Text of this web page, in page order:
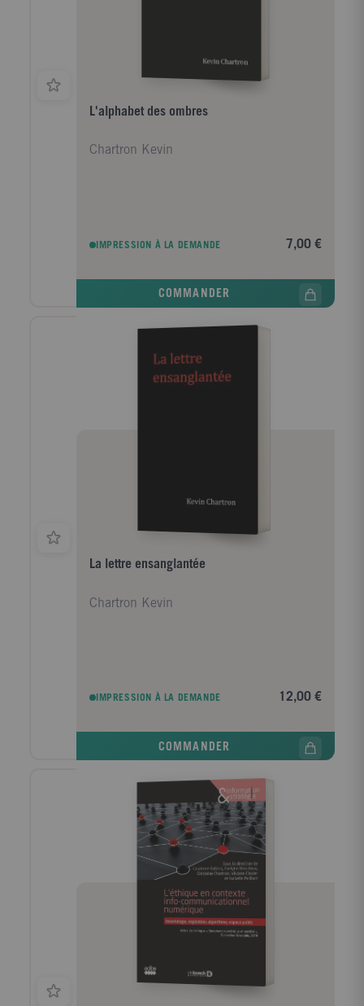
L'alphabet des ombres
Chartron Kevin
IMPRESSION À LA DEMANDE 7,00 €
COMMANDER
La lettre ensanglantée
Chartron Kevin
IMPRESSION À LA DEMANDE 12,00 €
COMMANDER